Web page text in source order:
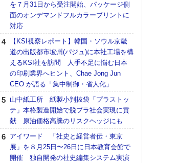
を７月31日から受注開始、パッケージ側
面のオンデマンドフルカラープリントに
対応
【KSI視察レポート】韓国・ソウル京畿
道の出版都市坡州(パジュ)に本社工場を構
えるKSI社を訪問 人手不足に悩む日本
の印刷業界へヒント、Chae Jong Jun
CEO が語る「集中制御・省人化」
山中紙工所 紙製小判抜袋「プラストッ
テ」本格製造開始で脱プラ社会実現に貢
献 原油価格高騰のリスクヘッジにも
アイワード 「社史と経営者伝・東京
展」を８月25日〜26日に日本教育会館で
開催 独自開発の社史編集システム実演